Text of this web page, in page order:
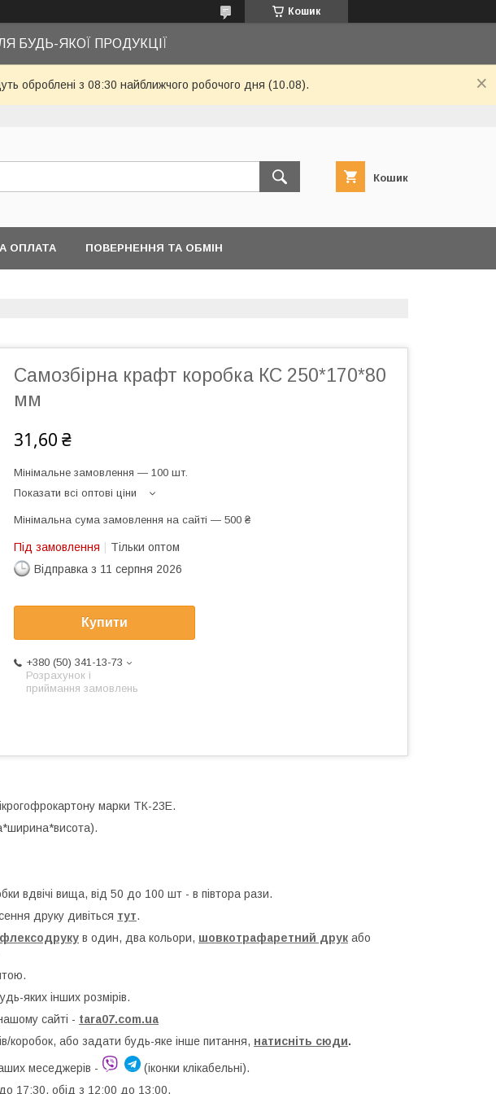
Кошик
БУДЬ-ЯКОЇ ПРОДУКЦІЇ
оброблені з 08:30 найближчого робочого дня (10.08).
Кошик
ОПЛАТА ПОВЕРНЕННЯ ТА ОБМІН
Самозбірна крафт коробка КС 250*170*80
мм
31,60 ₴
Мінімальне замовлення — 100 шт.
Показати всі оптові ціни
Мінімальна сума замовлення на сайті — 500 ₴
Під замовлення
Тільки оптом
Відправка з 11 серпня 2026
Купити
+380 (50) 341-13-73
Розрахунок і
приймання замовлень
марки ТК-23Е.
вдвічі вища, від 50 до 100 шт - в півтора рази.
друку дивіться тут.
флексодруку в один, два кольори, шовкотрафаретний друк або
яких інших розмірів.
сайті - tara07.com.ua
коробок, або задати будь-яке інше питання, натисніть сюди.
меседжерів -
(іконки клікабельні).
17:30, обід з 12:00 до 13:00.